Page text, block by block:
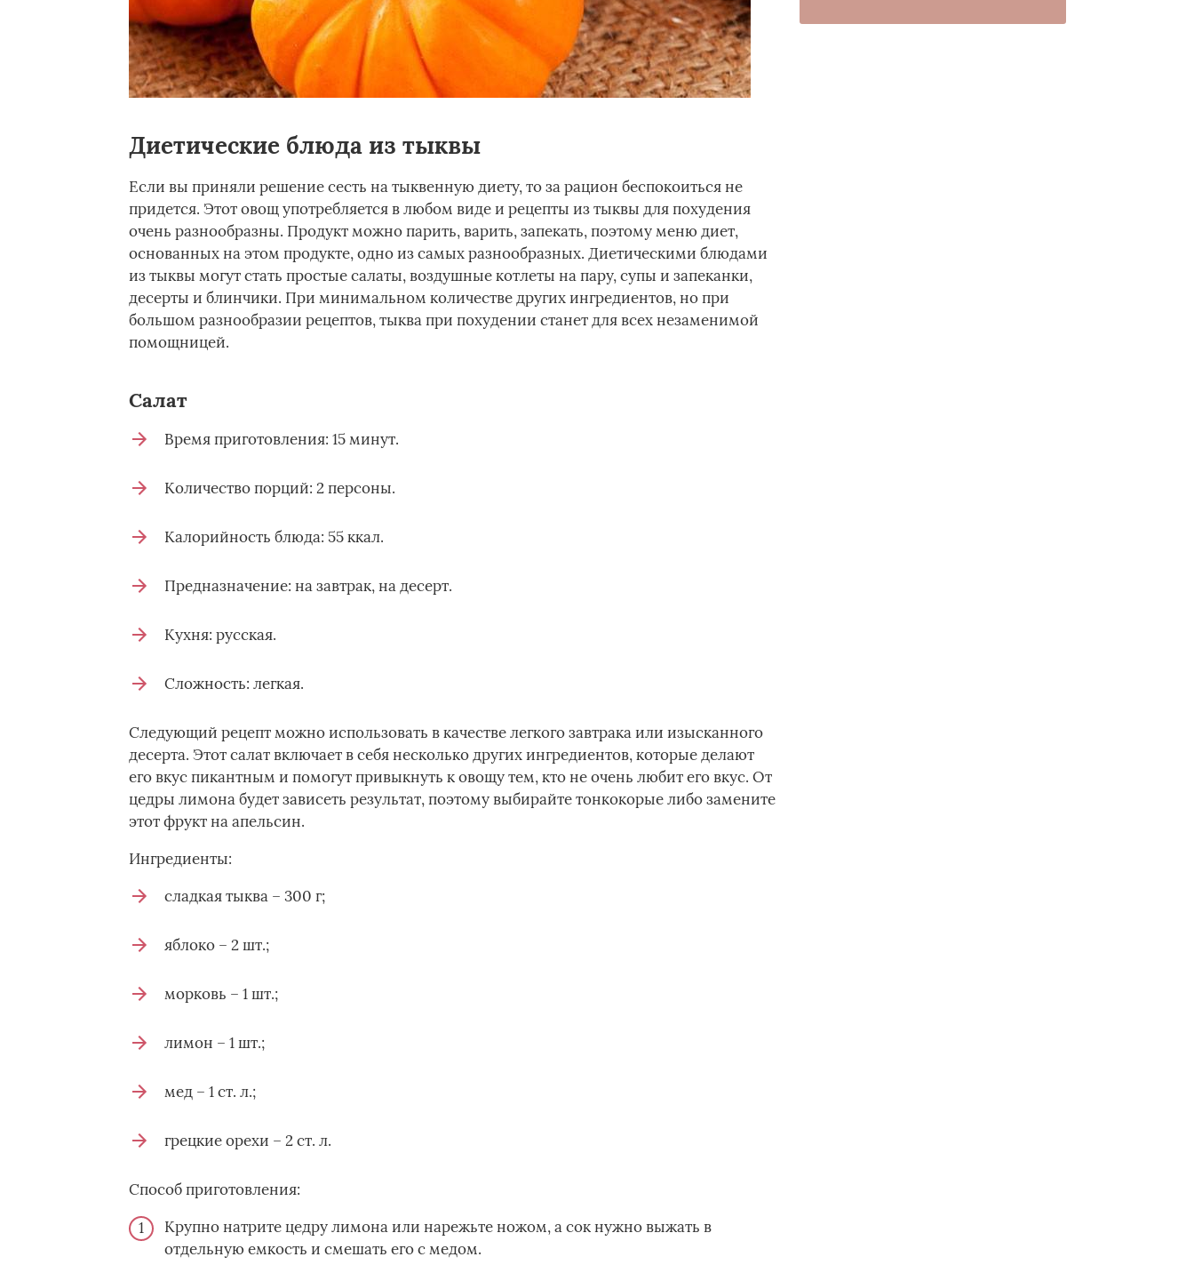
Диетические блюда из тыквы
Если вы приняли решение сесть на тыквенную диету, то за рацион беспокоиться не
придется. Этот овощ употребляется в любом виде и рецепты из тыквы для похудения
очень разнообразны. Продукт можно парить, варить, запекать, поэтому меню диет,
основанных на этом продукте, одно из самых разнообразных. Диетическими блюдами
из тыквы могут стать простые салаты, воздушные котлеты на пару, супы и запеканки,
десерты и блинчики. При минимальном количестве других ингредиентов, но при
большом разнообразии рецептов, тыква при похудении станет для всех незаменимой
помощницей.
Салат­
Время приготовления: 15 минут.
Количество порций: 2 персоны.
Калорийность блюда: 55 ккал.
Предназначение: на завтрак, на десерт.
Кухня: русская.
Сложность: легкая.
Следующий рецепт можно использовать в качестве легкого завтрака или изысканного
десерта. Этот салат­ включает в себя несколько других ингредиентов, которые делают
его вкус пикантным и помогут привыкнуть к овощу тем, кто не очень любит его вкус. От
цедры лимона будет зависеть результат, поэтому выбирайте тонкокорые либо замените
этот фрукт на апельсин.
Ингредиенты:
сладкая тыква – 300 г;
яблоко – 2 шт.;
морковь – 1 шт.;
лимон – 1 шт.;
мед – 1 ст. л.;
грецкие орехи – 2 ст. л.
Способ приготовления:
Крупно натрите цедру лимона или нарежьте ножом, а сок нужно выжать в
отдельную емкость и смешать его с медом.